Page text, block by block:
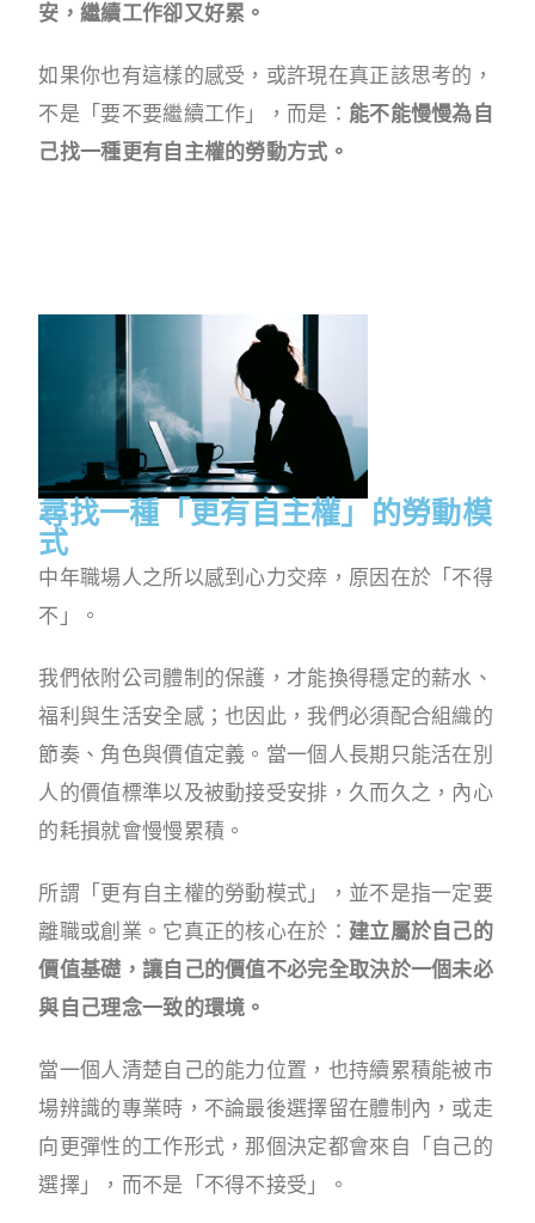
安，繼續工作卻又好累。
如果你也有這樣的感受，或許現在真正該思考的，
不是「要不要繼續工作」，而是： 能不能慢慢為自
己找一種更有自主權的勞動方式。
尋找一種「更有自主權」的勞動模
式
中年職場人之所以感到心力交瘁，原因在於「不得
不」。
我們依附公司體制的保護，才能換得穩定的薪水、
福利與生活安全感；也因此，我們必須配合組織的
節奏、角色與價值定義。當一個人長期只能活在別
人的價值標準以及被動接受安排，久而久之，內心
的耗損就會慢慢累積。
所謂「更有自主權的勞動模式」，並不是指一定要
離職或創業。它真正的核心在於： 建立屬於自己的
價值基礎，讓自己的價值不必完全取決於一個未必
與自己理念一致的環境。
當一個人清楚自己的能力位置，也持續累積能被市
場辨識的專業時，不論最後選擇留在體制內，或走
向更彈性的工作形式，那個決定都會來自「自己的
選擇」，而不是「不得不接受」。